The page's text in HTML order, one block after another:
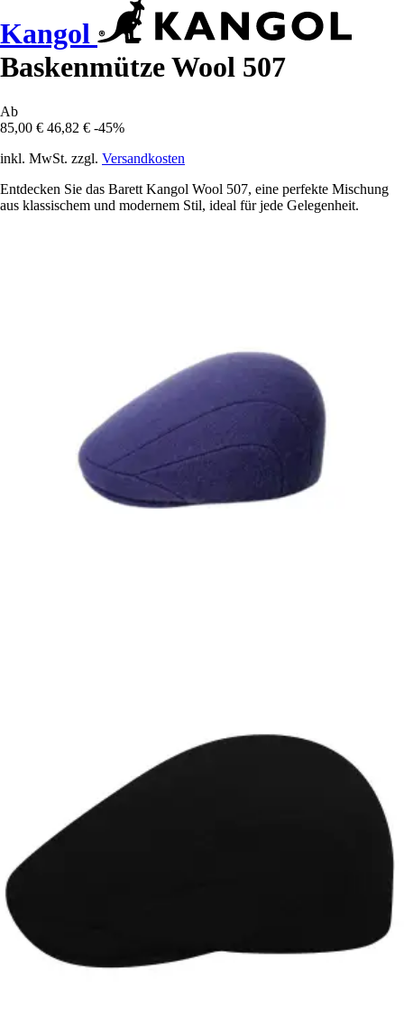
Kangol
Baskenmütze Wool 507
Ab
85,00 € 46,82 € -45%
inkl. MwSt. zzgl. Versandkosten
Entdecken Sie das Barett Kangol Wool 507, eine perfekte Mischung
aus klassischem und modernem Stil, ideal für jede Gelegenheit.